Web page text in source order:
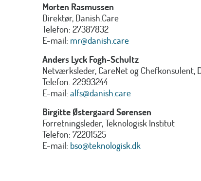
Morten Rasmussen
Direktør, Danish.Care
Telefon: 27387832
E-mail: mr@danish.care
Anders Lyck Fogh-Schultz
Netværksleder, CareNet og Chefkonsulent,
Telefon: 22993244
E-mail: alfs@danish.care
Birgitte Østergaard Sørensen
Forretningsleder, Teknologisk Institut
Telefon: 72201525
E-mail: bso@teknologisk.dk